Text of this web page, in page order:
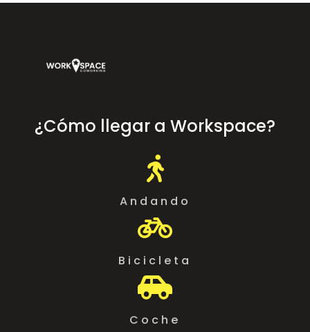
¿Cómo llegar a Workspace?

Andando

Bicicleta

Coche